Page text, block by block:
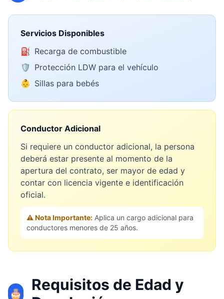
Servicios Disponibles
⛽ Recarga de combustible
🛡️ Protección LDW para el vehículo
👶 Sillas para bebés
Conductor Adicional
Si requiere un conductor adicional, la persona
deberá estar presente al momento de la
apertura del contrato, ser mayor de edad y
contar con licencia vigente e identificación
oficial.
⚠️ Nota Importante: Aplica un cargo adicional para
conductores menores de 25 años.
🎂
Requisitos de Edad y